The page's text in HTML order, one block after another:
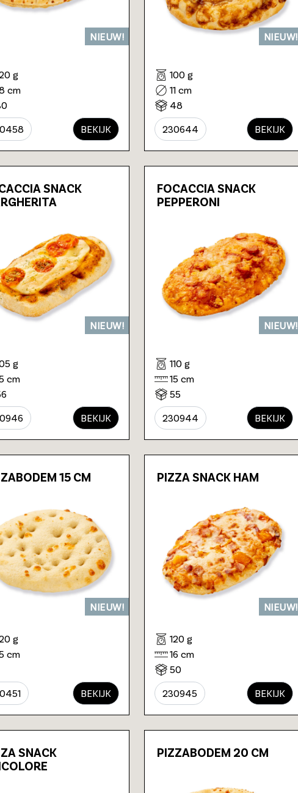
NIEUW!
g
cm
BEKIJK
NIEUW!
100 g
11 cm
48
230644 BEKIJK
SNACK
NIEUW!
g
cm
BEKIJK
FOCACCIA SNACK
PEPPERONI
NIEUW!
110 g
15 cm
55
230944 BEKIJK
15 CM
NIEUW!
g
cm
BEKIJK
PIZZA SNACK HAM
NIEUW!
120 g
16 cm
50
230945 BEKIJK
SNACK
PIZZABODEM 20 CM